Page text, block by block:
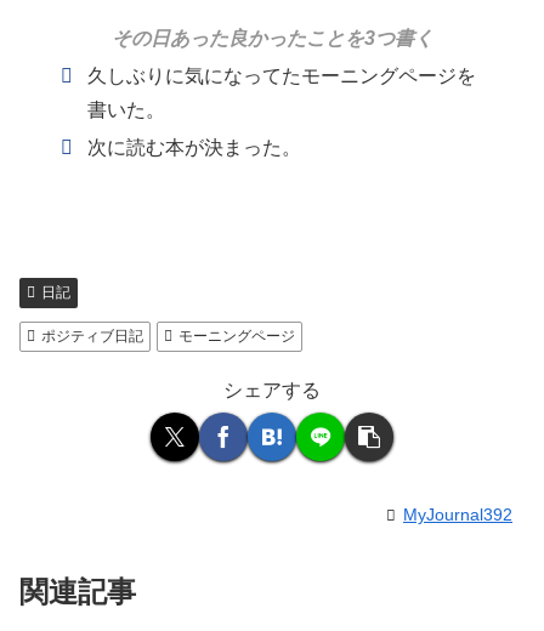
その日あった良かったことを3つ書く
久しぶりに気になってたモーニングページを
書いた。
次に読む本が決まった。
日記
ポジティブ日記 モーニングページ
シェアする
MyJournal392
関連記事